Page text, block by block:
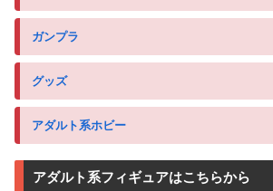
ガンプラ
グッズ
アダルト系ホビー
アダルト系フィギュアはこちらから